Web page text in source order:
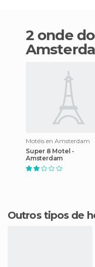
2 onde dormir em
Motéis en Amsterdam
Super 8 Motel -
Amsterdam
Outros tipos de